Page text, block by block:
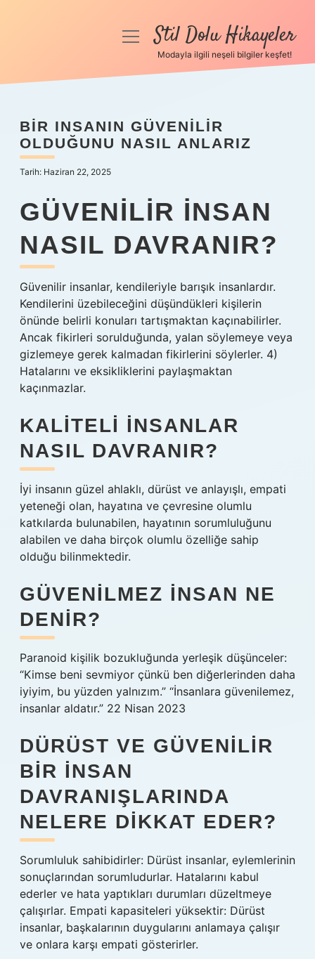
Anasayfa
Yasal Uyarı
Hakkımızda
menüyüStil Dolu Hikayeler
Modayla ilgili neşeli bilgiler keşfet!
BIR INSANIN GÜVENILIR
OLDUĞUNU NASIL ANLARIZ
Tarih: Haziran 22, 2025
GÜVENILIR INSAN
NASIL DAVRANIR?
Güvenilir insanlar, kendileriyle barışık insanlardır.
Kendilerini üzebileceğini düşündükleri kişilerin
önünde belirli konuları tartışmaktan kaçınabilirler.
Ancak fikirleri sorulduğunda, yalan söylemeye veya
gizlemeye gerek kalmadan fikirlerini söylerler. 4)
Hatalarını ve eksikliklerini paylaşmaktan
kaçınmazlar.
KALITELI INSANLAR
NASIL DAVRANIR?
İyi insanın güzel ahlaklı, dürüst ve anlayışlı, empati
yeteneği olan, hayatına ve çevresine olumlu
katkılarda bulunabilen, hayatının sorumluluğunu
alabilen ve daha birçok olumlu özelliğe sahip
olduğu bilinmektedir.
GÜVENILMEZ INSAN NE
DENIR?
Paranoid kişilik bozukluğunda yerleşik düşünceler:
“Kimse beni sevmiyor çünkü ben diğerlerinden daha
iyiyim, bu yüzden yalnızım.” “İnsanlara güvenilemez,
insanlar aldatır.” 22 Nisan 2023
DÜRÜST VE GÜVENILIR
BIR INSAN
DAVRANIŞLARINDA
NELERE DIKKAT EDER?
Sorumluluk sahibidirler: Dürüst insanlar, eylemlerinin
sonuçlarından sorumludurlar. Hatalarını kabul
ederler ve hata yaptıkları durumları düzeltmeye
çalışırlar. Empati kapasiteleri yüksektir: Dürüst
insanlar, başkalarının duygularını anlamaya çalışır
ve onlara karşı empati gösterirler.